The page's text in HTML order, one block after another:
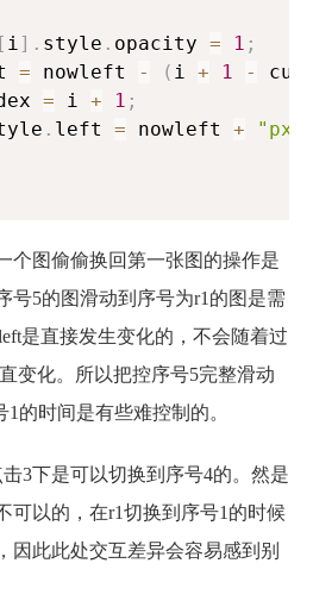
[ i] . style . opacity = 1 ;
= nowleft - ( i + 1 -
= i + 1 ;
. left = nowleft + "px"
个图偷偷换回第一张图的操作是
号5的图滑动到序号为r1的图是需
是直接发生变化的，不会随着过
变化。所以把控序号5完整滑动
的时间是有些难控制的。
3下是可以切换到序号4的。然是
可以的，在r1切换到序号1的时候
因此此处交互差异会容易感到别